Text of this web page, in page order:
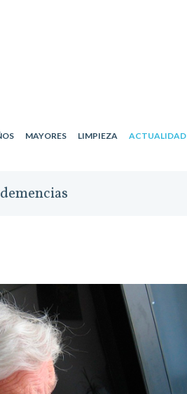
MAYORES LIMPIEZA ACTUALIDAD